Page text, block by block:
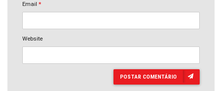
Email *
Website
POSTAR COMENTÁRIO